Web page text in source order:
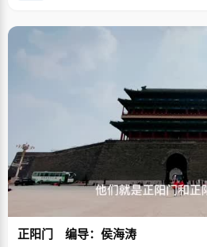
正阳门 编导：侯海涛